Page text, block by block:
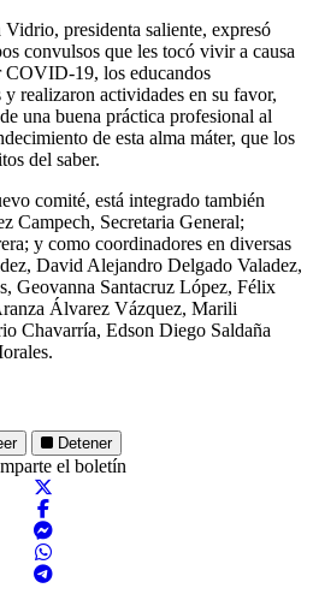
presidenta saliente, expresó
convulsos que les tocó vivir a causa
COVID-19, los educandos
realizaron actividades en su favor,
una buena práctica profesional al
de esta alma máter, que los
del saber.
comité, está integrado también
Campech, Secretaria General;
y como coordinadores en diversas
David Alejandro Delgado Valadez,
Geovanna Santacruz López, Félix
Álvarez Vázquez, Marili
Chavarría, Edson Diego Saldaña
Detener
el boletín